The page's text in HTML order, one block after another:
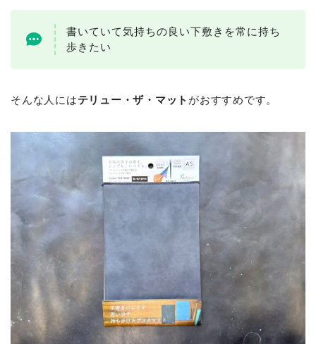
書いていて気持ちの良い下敷きを常に持ち
歩きたい
そんな人にはテリュー・ザ・マット がおすすめです。